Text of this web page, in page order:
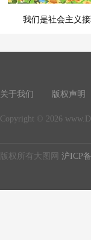
我们是社会主义
关于我们 版权声明
Copyright © 2026
版权所有大图网 沪ICP